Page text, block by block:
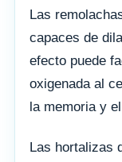
Las
capaces de
efecto puede
oxigenada al
la memoria y
Las hortalizas